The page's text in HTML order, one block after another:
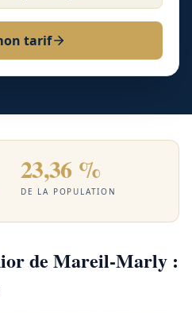
tarif
23,36 %
DE LA POPULATION
de Mareil-Marly :